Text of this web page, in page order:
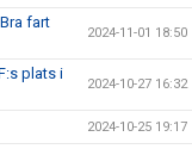
fart
2024-11-01 18:50
plats i
2024-10-27 16:32
2024-10-25 19:17